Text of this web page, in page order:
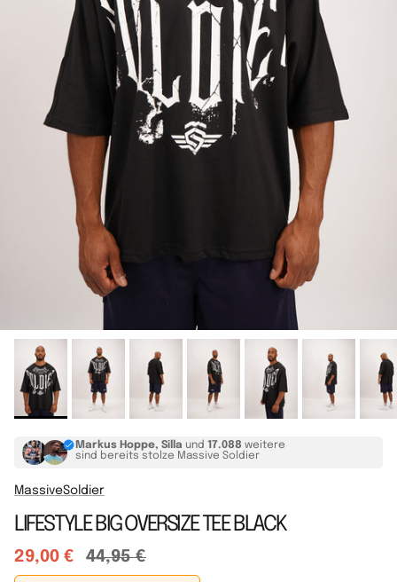
Markus Hoppe, Silla und 17.088 weitere
sind bereits stolze Massive Soldier
MassiveSoldier
LIFESTYLE BIG OVERSIZE TEE BLACK
29,00 € 44,95 €